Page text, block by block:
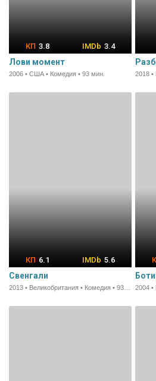
3.8 3.4
Лови момент
2006 • США • Комедия • 93 мин. 2018 •
6.1 5.6
Свенгали